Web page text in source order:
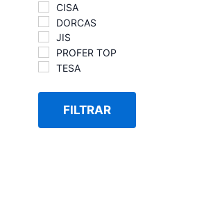
CISA
DORCAS
JIS
PROFER TOP
TESA
FILTRAR